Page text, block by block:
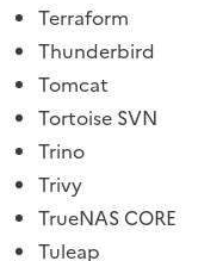
Terraform
Thunderbird
Tomcat
Tortoise SVN
Trino
Trivy
TrueNAS CORE
Tuleap